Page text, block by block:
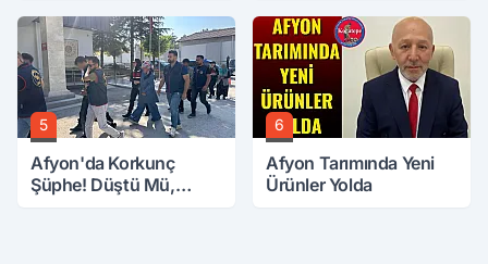
5
Afyon'da Korkunç
Şüphe! Düştü Mü,
6
Afyon Tarımında Yeni
Ürünler Yolda